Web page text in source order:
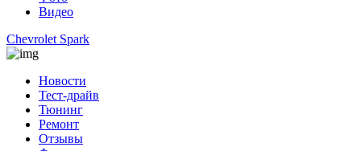
Видео
Chevrolet Spark
Новости
Тест-драйв
Тюнинг
Ремонт
Отзывы